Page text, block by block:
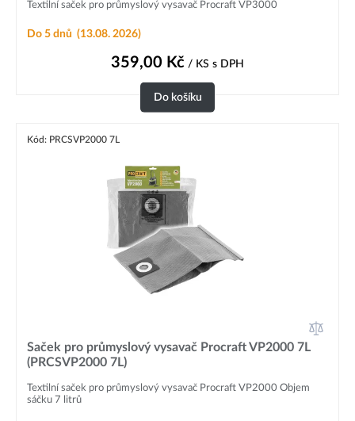
Textilní saček pro průmyslový vysavač Procraft VP3000
Do 5 dnů (13.08. 2026)
359,00 Kč / KS s DPH
Do košíku
Kód: PRCSVP2000 7L
Saček pro průmyslový vysavač Procraft VP2000 7L
(PRCSVP2000 7L)
Textilní saček pro průmyslový vysavač Procraft VP2000 Objem
sáčku 7 litrů